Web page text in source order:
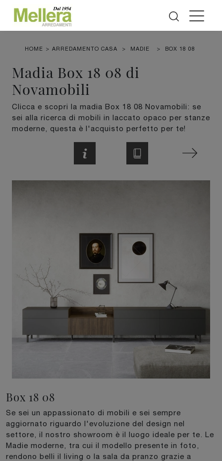
HOME > ARREDAMENTO CASA > MADIE > BOX 18 08
Madia Box 18 08 di
Novamobili
Clicca e scopri la madia Box 18 08 Novamobili: se
sei alla ricerca di mobili in laccato opaco per stanze
moderne, questa è l'acquisto perfetto per te!
Box 18 08
Se sei un appassionato di mobili e sei sempre
aggiornato riguardo l'evoluzione del design nel
settore, il nostro showroom è il luogo ideale per te. Le
Madie moderne, tra cui il modello presente in foto,
rendono belli il living o la sala da pranzo grazie a